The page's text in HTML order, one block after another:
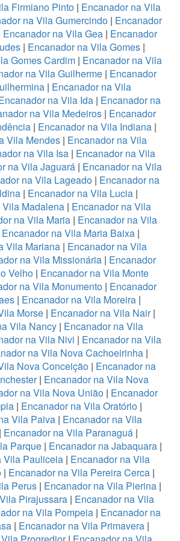
Firmiano Pinto | Encanador na Vila
na Vila Gumercindo | Encanador
Encanador na Vila Gea| Encanador
| Encanador na Vila Gomes|
Gomes Cardim| Encanador na Vila
na Vila Guilherme| Encanador
| Encanador na Vila
na Vila Ida| Encanador na
na Vila Medeiros| Encanador
| Encanador na Vila Indiana|
Vila Mendes| Encanador na Vila
na Vila Isa| Encanador na Vila
na Vila Jaguará | Encanador na Vila
na Vila Lageado| Encanador na
| Encanador na Vila Lucia|
Madalena| Encanador na Vila
na Vila Maria | Encanador na Vila
Encanador na Vila Maria Baixa|
Vila Mariana | Encanador na Vila
na Vila Missionária | Encanador
Velho | Encanador na Vila Monte
na Vila Monumento| Encanador
| Encanador na Vila Moreira|
Morse | Encanador na Vila Nair|
Vila Nancy | Encanador na Vila
na Vila Nivi | Encanador na Vila
na Vila Nova Cachoeirinha |
Nova Conceição| Encanador na
| Encanador na Vila Nova
na Vila Nova União | Encanador
| Encanador na Vila Oratório |
Vila Paiva| Encanador na Vila
Encanador na Vila Paranaguá|
Parque | Encanador na Jabaquara |
Vila Pauliceia| Encanador na Vila
| Encanador na Vila Pereira Cerca|
Perus| Encanador na Vila Pierina|
Pirajussara| Encanador na Vila
na Vila Pompeia| Encanador na
| Encanador na Vila Primavera|